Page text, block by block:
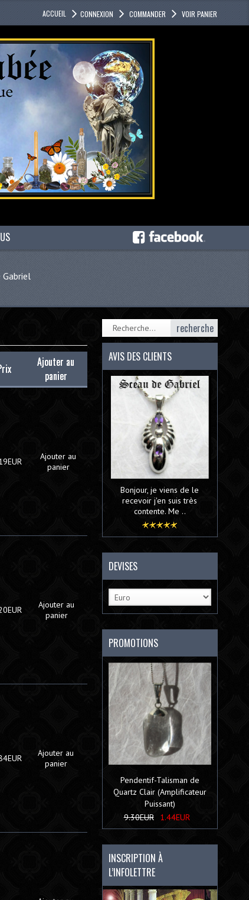
ACCUEIL CONNEXION COMMANDER VOIR PANIER
Gabriel
Ajouter au
panier
Ajouter au
panier
Ajouter au
panier
Ajouter au
panier
recherche
AVIS DES CLIENTS
Bonjour, je viens de le
recevoir j'en suis très
contente. Me ..
DEVISES
PROMOTIONS
Pendentif-Talisman de
Quartz Clair (Amplificateur
Puissant)
9.30EUR
1.44EUR
INSCRIPTION À
L’INFOLETTRE